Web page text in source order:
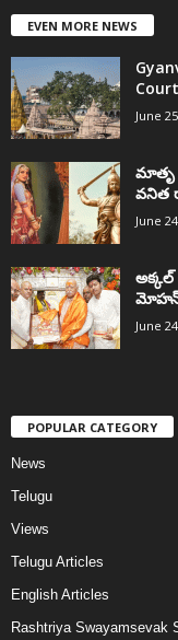
EVEN MORE NEWS
June
మాతృ
వనిత
June
June
POPULAR CATEGORY
News
Telugu
Views
Telugu Articles
English Articles
Rashtriya Swayamsevak